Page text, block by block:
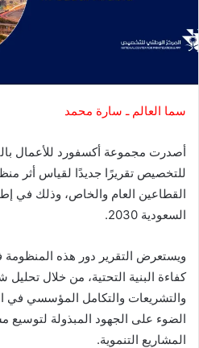
سما العالم ـ سارة محمد
أصدرت مجموعة أكسفورد للأعمال
للتخصيص تقريرًا جديدًا لقياس أثر
القطاعين العام والخاص، وذلك في
السعودية 2030
.
ويستعرض التقرير دور هذه المنظومة
كفاءة البنية التحتية، من خلال
والتشريعات والتكامل المؤسسي في
الضوء على الجهود المبذولة
المشاريع التنموية.